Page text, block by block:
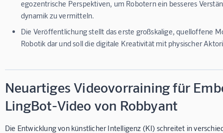
egozentrische Perspektiven, um Robotern ein besseres
dynamik zu vermitteln.
Die Veröffentlichung stellt das erste großskalige, quelloffene
Robotik dar und soll die digitale Kreativität mit physischer
Neuartiges Videovorraining für
LingBot-Video von Robbyant
Die Entwicklung von künstlicher Intelligenz (KI) schreitet in